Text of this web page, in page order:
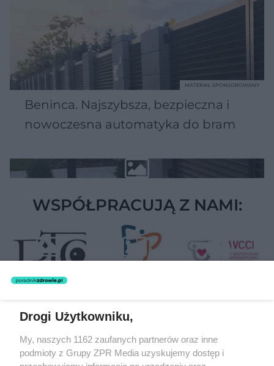
Beninca. Najszybsza, bezpieczna i
nowoczesna automatyka do bram
MATERIAŁ SPONSOROWANY
WSPÓŁPRACUJĄ Z NAMI:
Żaden utwór zamieszczony w serwisie nie może być powielany i
rozpowszechniany lub dalej rozpowszechniany w jakikolwiek sposób
(w tym także elektroniczny lub mechaniczny) na jakimkolwiek polu
Drogi Użytkowniku,
My, naszych 1162 zaufanych partnerów oraz inne
podmioty z Grupy ZPR Media uzyskujemy dostęp i